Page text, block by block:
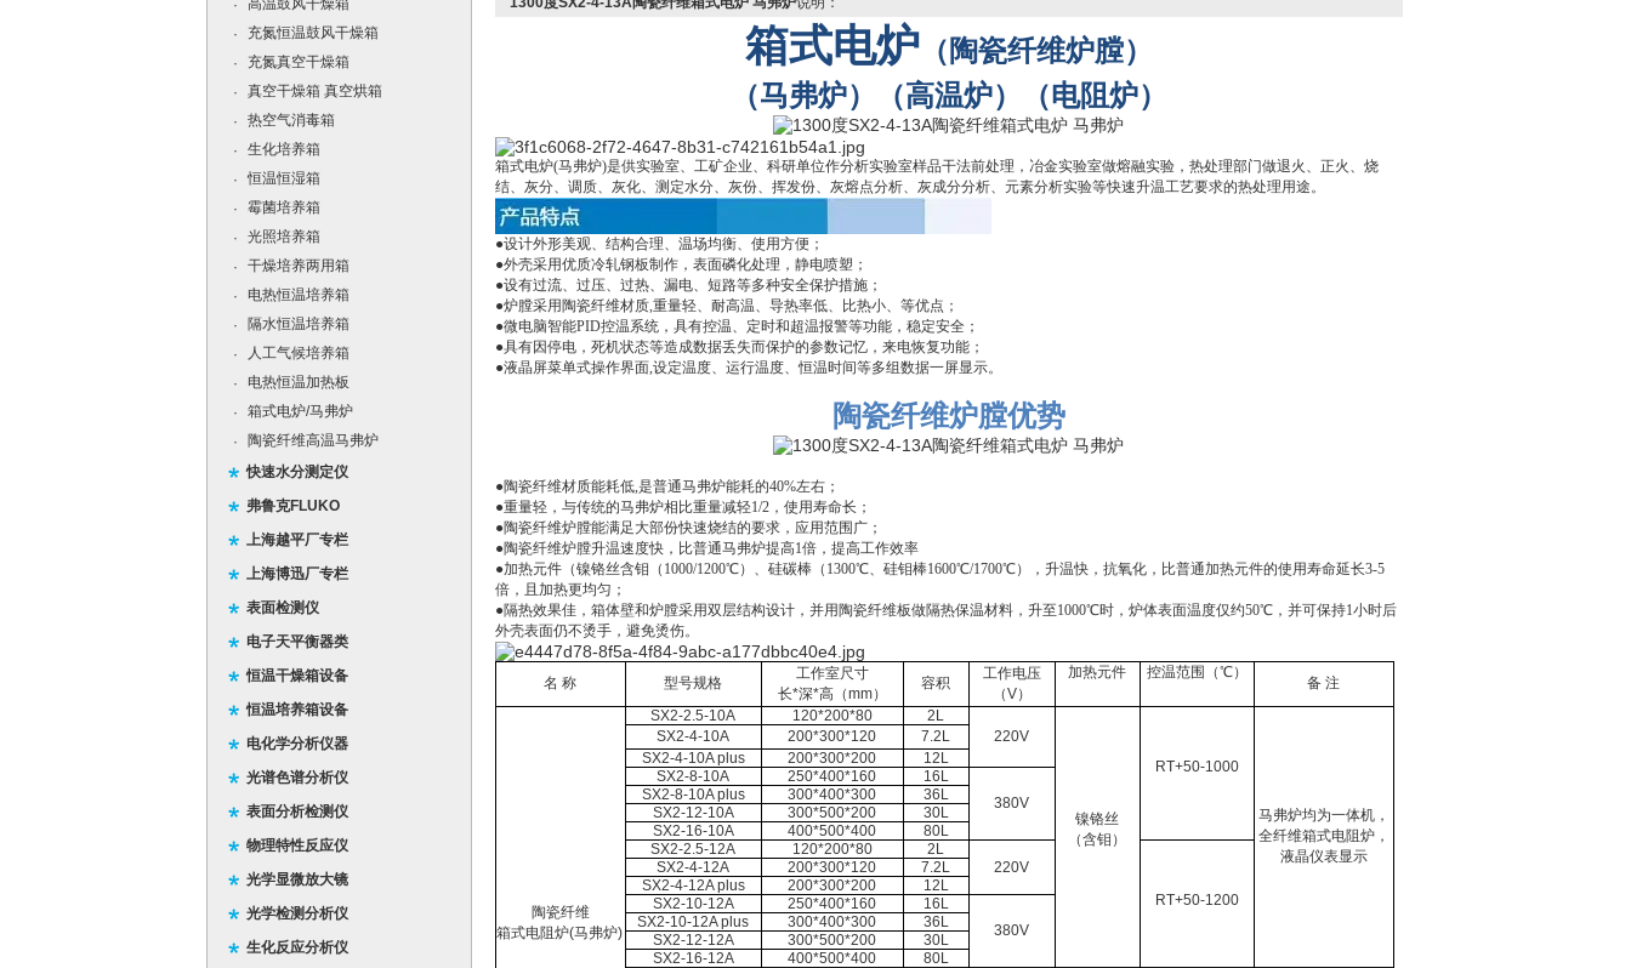
·
高温鼓风干燥箱
·
充氮恒温鼓风干燥箱
·
充氮真空干燥箱
·
真空干燥箱 真空烘箱
·
热空气消毒箱
·
生化培养箱
·
恒温恒湿箱
·
霉菌培养箱
·
光照培养箱
·
干燥培养两用箱
·
电热恒温培养箱
·
隔水恒温培养箱
·
人工气候培养箱
·
电热恒温加热板
·
箱式电炉/马弗炉
·
陶瓷纤维高温马弗炉
快速水分测定仪
弗鲁克FLUKO
上海越平厂专栏
上海博迅厂专栏
表面检测仪
电子天平衡器类
恒温干燥箱设备
恒温培养箱设备
电化学分析仪器
光谱色谱分析仪
表面分析检测仪
物理特性反应仪
光学显微放大镜
光学检测分析仪
生化反应分析仪
箱式电炉（陶瓷纤维炉膛）
（马弗炉）（高温炉）（电阻炉）
箱式电炉(马弗炉)是供实验室、工矿企业、科研单位作分析实验室样品干法前处理，冶金实验室做熔融实验，热处理部门做退火、正火、烧
结、灰分、调质、灰化、测定水分、灰份、挥发份、灰熔点分析、灰成分分析、元素分析实验等快速升温工艺要求的热处理用途。
●设计外形美观、结构合理、温场均衡、使用方便；
●外壳采用优质冷轧钢板制作，表面磷化处理，静电喷塑；
●设有过流、过压、过热、漏电、短路等多种安全保护措施；
●炉膛采用陶瓷纤维材质,重量轻、耐高温、导热率低、比热小、等优点；
●微电脑智能PID控温系统，具有控温、定时和超温报警等功能，稳定安全；
●具有因停电，死机状态等造成数据丢失而保护的参数记忆，来电恢复功能；
●液晶屏菜单式操作界面,设定温度、运行温度、恒温时间等多组数据一屏显示。
陶瓷纤维炉膛优势
●陶瓷纤维材质能耗低,是普通马弗炉能耗的40%左右；
●重量轻，与传统的马弗炉相比重量减轻1/2，使用寿命长；
●陶瓷纤维炉膛能满足大部份快速烧结的要求，应用范围广；
●陶瓷纤维炉膛升温速度快，比普通马弗炉提高1倍，提高工作效率
●加热元件（镍铬丝含钼（ 1000/1200℃）、硅碳棒（ 1300℃、硅钼棒1600℃/1700℃），升温快，抗氧化，比普通加热元件的使用寿命延长3-5
倍，且加热更均匀；
●隔热效果佳，箱体壁和炉膛采用双层结构设计，并用陶瓷纤维板做隔热保温材料，升至1000℃时，炉体表面温度仅约50℃，并可保持1小时后
外壳表面仍不烫手，避免烫伤。
名 称 型号规格
工作室尺寸
长*深*高（mm）
容积
工作电压
（V）
加热元件 控温范围（℃）
备 注
陶瓷纤维
箱式电阻炉(马弗炉)
SX2-2.5-10A 120*200*80
2L
220V
镍铬丝
（含钼）
RT+50-1000
马弗炉均为一体机，
全纤维箱式电阻炉，
液晶仪表显示
SX2-4-10A 200*300*120
7.2L
SX2-4-10A plus
200*300*200
12L
SX2-8-10A
250*400*160
16L
380V
SX2-8-10A plus 300*400*300
36L
SX2-12-10A
300*500*200
30L
SX2-16-10A
400*500*400
80L
SX2-2.5-12A
120*200*80
2L
220V
RT+50-1200
SX2-4-12A 200*300*120
7.2L
SX2-4-12A plus
200*300*200
12L
SX2-10-12A
250*400*160
16L
380V
SX2-10-12A plus 300*400*300
36L
SX2-12-12A
300*500*200
30L
SX2-16-12A
400*500*400
80L